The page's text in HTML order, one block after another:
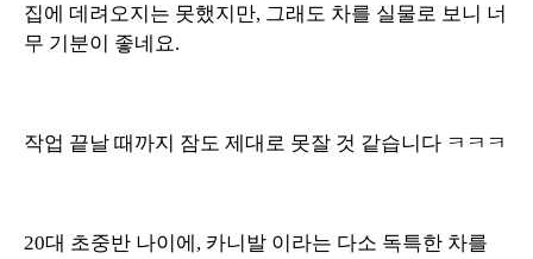
집에 데려오지는 못했지만, 그래도 차를 실물로 보니 너
무 기분이 좋네요.
작업 끝날 때까지 잠도 제대로 못잘 것 같습니다 ㅋㅋㅋ
20대 초중반 나이에, 카니발 이라는 다소 독특한 차를